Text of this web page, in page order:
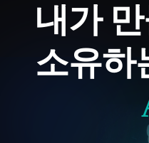
내가
소유하